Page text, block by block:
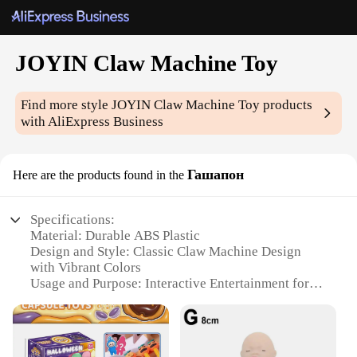
JOYIN Claw Machine Toy
Find more styleJOYIN Claw Machine Toy products
with AliExpress Business
Here are the products found in the Гашапон
Specifications:
Material: Durable ABS Plastic
Design and Style: Classic Claw Machine Design
with Vibrant Colors
Usage and Purpose: Interactive Entertainment for
Performance and Property: Efficient Claw
Mechanism for Precision Collecting
Parts and Accessories: Includes 20+ Collectible